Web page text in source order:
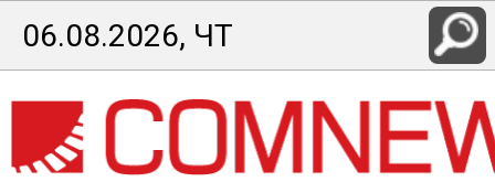
Перейти
к
основному
содержанию
06.08.2026, ЧТ